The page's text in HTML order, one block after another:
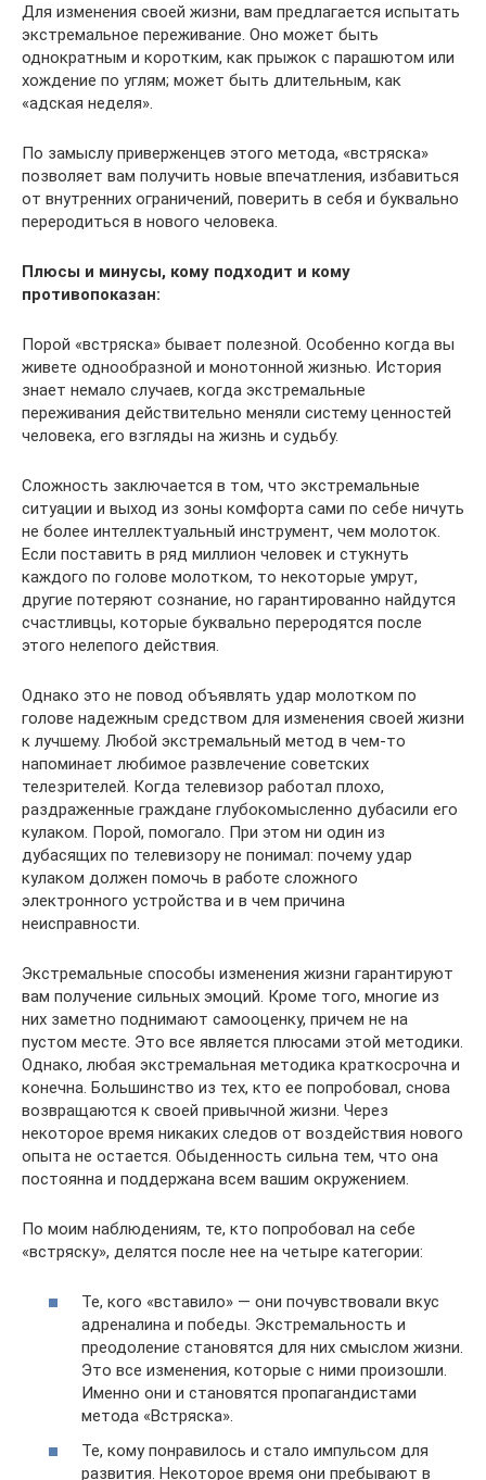
Для изменения своей жизни, вам предлагается испытать
экстремальное переживание. Оно может быть
однократным и коротким, как прыжок с парашютом или
хождение по углям; может быть длительным, как
«адская неделя».
По замыслу приверженцев этого метода, «встряска»
позволяет вам получить новые впечатления, избавиться
от внутренних ограничений, поверить в себя и буквально
переродиться в нового человека.
Плюсы и минусы, кому подходит и кому
противопоказан:
Порой «встряска» бывает полезной. Особенно когда вы
живете однообразной и монотонной жизнью. История
знает немало случаев, когда экстремальные
переживания действительно меняли систему ценностей
человека, его взгляды на жизнь и судьбу.
Сложность заключается в том, что экстремальные
ситуации и выход из зоны комфорта сами по себе ничуть
не более интеллектуальный инструмент, чем молоток.
Если поставить в ряд миллион человек и стукнуть
каждого по голове молотком, то некоторые умрут,
другие потеряют сознание, но гарантированно найдутся
счастливцы, которые буквально переродятся после
этого нелепого действия.
Однако это не повод объявлять удар молотком по
голове надежным средством для изменения своей жизни
к лучшему. Любой экстремальный метод в чем-то
напоминает любимое развлечение советских
телезрителей. Когда телевизор работал плохо,
раздраженные граждане глубокомысленно дубасили его
кулаком. Порой, помогало. При этом ни один из
дубасящих по телевизору не понимал: почему удар
кулаком должен помочь в работе сложного
электронного устройства и в чем причина
неисправности.
Экстремальные способы изменения жизни гарантируют
вам получение сильных эмоций. Кроме того, многие из
них заметно поднимают самооценку, причем не на
пустом месте. Это все является плюсами этой методики.
Однако, любая экстремальная методика краткосрочна и
конечна. Большинство из тех, кто ее попробовал, снова
возвращаются к своей привычной жизни. Через
некоторое время никаких следов от воздействия нового
опыта не остается. Обыденность сильна тем, что она
постоянна и поддержана всем вашим окружением.
По моим наблюдениям, те, кто попробовал на себе
«встряску», делятся после нее на четыре категории:
Те, кого «вставило» — они почувствовали вкус
адреналина и победы. Экстремальность и
преодоление становятся для них смыслом жизни.
Это все изменения, которые с ними произошли.
Именно они и становятся пропагандистами
метода «Встряска».
Те, кому понравилось и стало импульсом для
развития. Некоторое время они пребывают в